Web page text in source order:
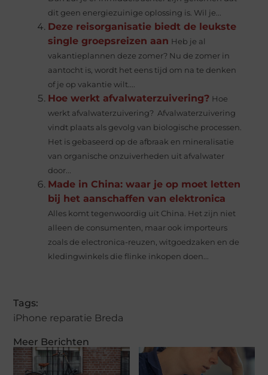
Meer Berichten
dit geen energiezuinige oplossing is. Wil je...
Deze reisorganisatie biedt de leukste
single groepsreizen aan Heb je al
vakantieplannen deze zomer? Nu de zomer in
aantocht is, wordt het eens tijd om na te denken
of je op vakantie wilt....
Hoe werkt afvalwaterzuivering? Hoe
werkt afvalwaterzuivering? Afvalwaterzuivering
vindt plaats als gevolg van biologische processen.
Het is gebaseerd op de afbraak en mineralisatie
van organische onzuiverheden uit afvalwater
door...
Made in China: waar je op moet letten
bij het aanschaffen van elektronica
Alles komt tegenwoordig uit China. Het zijn niet
alleen de consumenten, maar ook importeurs
zoals de electronica-reuzen, witgoedzaken en de
kledingwinkels die flinke inkopen doen...
Tags:
iPhone reparatie Breda